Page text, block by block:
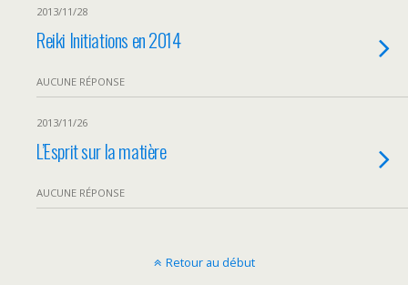
2013/11/28
Reiki Initiations en 2014
AUCUNE RÉPONSE
2013/11/26
L’Esprit sur la matière
AUCUNE RÉPONSE
Retour au début